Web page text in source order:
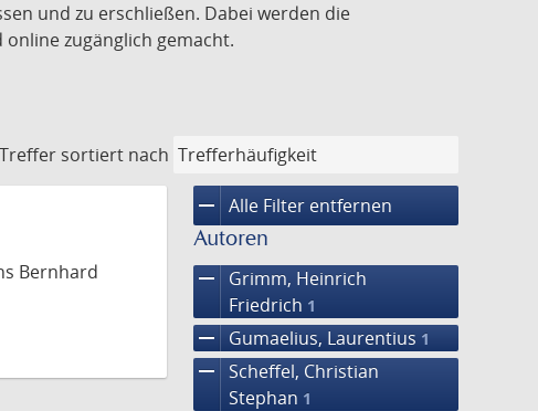
und zu erschließen. Dabei werden die
zugänglich gemacht.
sortiert nach
remove Alle Filter entfernen
Autoren
remove
Grimm, Heinrich
Friedrich 1
remove Gumaelius, Laurentius 1
remove
Scheffel, Christian
Stephan 1
Bernhard